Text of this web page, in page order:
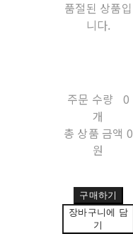
품절된 상품입
니다.
주문 수량
0
개
총 상품 금액 0
원
구매하기
장바구니에 담
기